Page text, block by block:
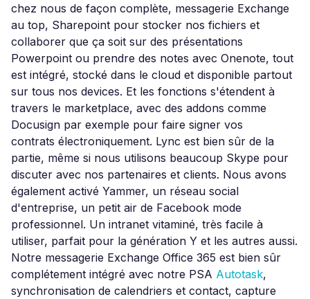
chez nous de façon complète, messagerie Exchange
au top, Sharepoint pour stocker nos fichiers et
collaborer que ça soit sur des présentations
Powerpoint ou prendre des notes avec Onenote, tout
est intégré, stocké dans le cloud et disponible partout
sur tous nos devices. Et les fonctions s'étendent à
travers le marketplace, avec des addons comme
Docusign par exemple pour faire signer vos
contrats électroniquement. Lync est bien sûr de la
partie, même si nous utilisons beaucoup Skype pour
discuter avec nos partenaires et clients. Nous avons
également activé Yammer, un réseau social
d'entreprise, un petit air de Facebook mode
professionnel. Un intranet vitaminé, très facile à
utiliser, parfait pour la génération Y et les autres aussi.
Notre messagerie Exchange Office 365 est bien sûr
complétement intégré avec notre PSA Autotask,
synchronisation de calendriers et contact, capture